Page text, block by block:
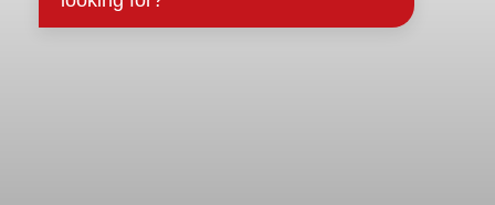
Tietosuojaselosteet